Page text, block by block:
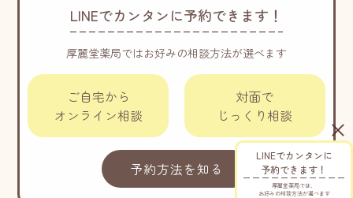
LINEでカンタンに
予約できます！
厚麗堂薬局では、
お好みの相談方法が選べます
LINEでカンタンに予約できます！
厚麗堂薬局ではお好みの相談方法が選べます
ご自宅から
オンライン相談
対面で
じっくり相談
予約方法を知る